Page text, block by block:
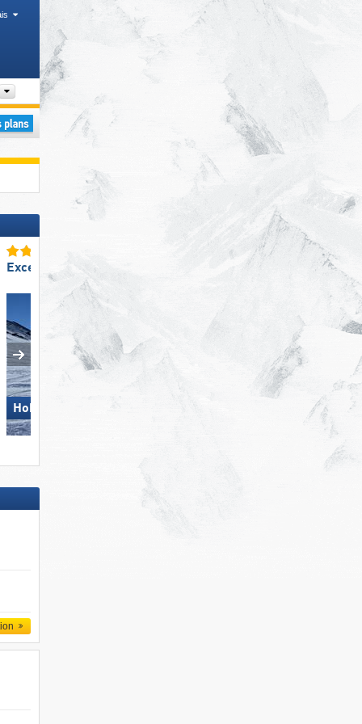
Arrondissement, Chaîne de montagne, Département
Excellent enneigement
Hohsaas – Saas-Grund
Excellente